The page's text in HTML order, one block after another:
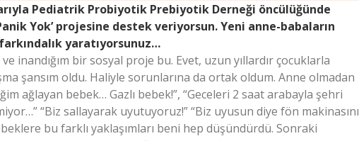
Pediatrik Probiyotik Prebiyotik Derneği öncülüğünde
Yok’ projesine destek veriyorsun. Yeni anne-babaların
yaratıyorsunuz…
inandığım bir sosyal proje bu. Evet, uzun yıllardır çocuklarla
şansım oldu. Haliyle sorunlarına da ortak oldum. Anne olmadan
ağlayan bebek… Gazlı bebek!”, “Geceleri 2 saat arabayla şehri
“Biz sallayarak uyutuyoruz!” “Biz uyusun diye fön makinasını
bu farklı yaklaşımları beni hep düşündürdü. Sonraki